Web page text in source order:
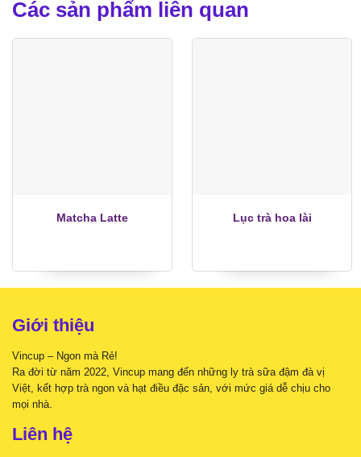
Các sản phẩm liên quan
Matcha Latte Lục trà hoa lài
Giới thiệu
Vincup – Ngon mà Rẻ!
Ra đời từ năm 2022, Vincup mang đến những ly trà sữa đậm đà vị
Việt, kết hợp trà ngon và hạt điều đặc sản, với mức giá dễ chịu cho
mọi nhà.
Liên hệ